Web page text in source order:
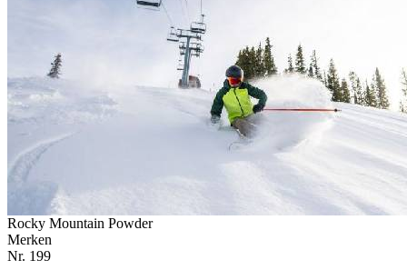
Rocky Mountain Powder
Merken
Nr. 199